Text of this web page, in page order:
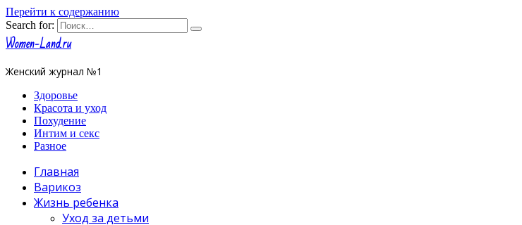
Перейти к содержанию
Search for:
Women-Land.ru
Женский журнал №1
Здоровье
Красота и уход
Похудение
Интим и секс
Разное
Главная
Варикоз
Жизнь ребенка
Уход за детьми